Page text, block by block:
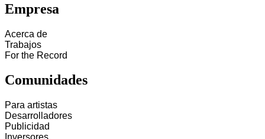
Empresa
Acerca de
Trabajos
For the Record
Comunidades
Para artistas
Desarrolladores
Publicidad